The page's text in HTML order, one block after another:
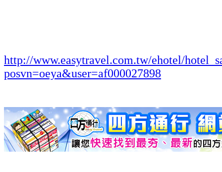
http://www.easytravel.com.tw/ehotel/
posvn=oeya&user=af000027898